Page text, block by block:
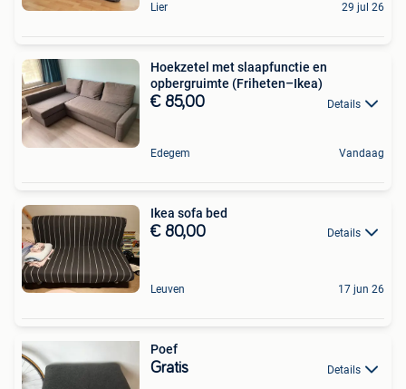
Lier 29 jul 26
Hoekzetel met slaapfunctie en
opbergruimte (Friheten–Ikea)
€ 85,00 Details
Edegem Vandaag
Ikea sofa bed
€ 80,00 Details
Leuven 17 jun 26
Poef
Gratis Details